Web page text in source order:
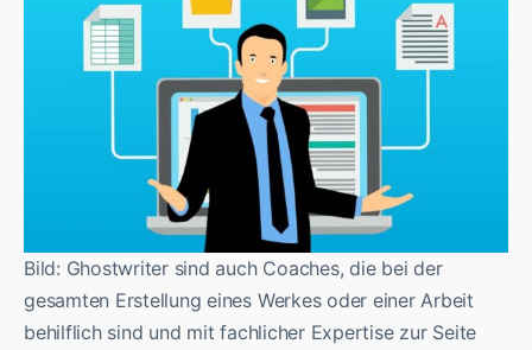
Bild: Ghostwriter sind auch Coaches, die bei der
gesamten Erstellung eines Werkes oder einer Arbeit
behilflich sind und mit fachlicher Expertise zur Seite